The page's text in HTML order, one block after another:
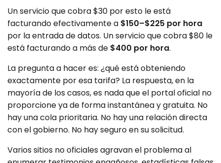
Un servicio que cobra $30 por esto le está
facturando efectivamente a $150–$225 por hora
por la entrada de datos. Un servicio que cobra $80 le
está facturando a más de $400 por hora.
La pregunta a hacer es: ¿qué está obteniendo
exactamente por esa tarifa? La respuesta, en la
mayoría de los casos, es nada que el portal oficial no
proporcione ya de forma instantánea y gratuita. No
hay una cola prioritaria. No hay una relación directa
con el gobierno. No hay seguro en su solicitud.
Varios sitios no oficiales agravan el problema al